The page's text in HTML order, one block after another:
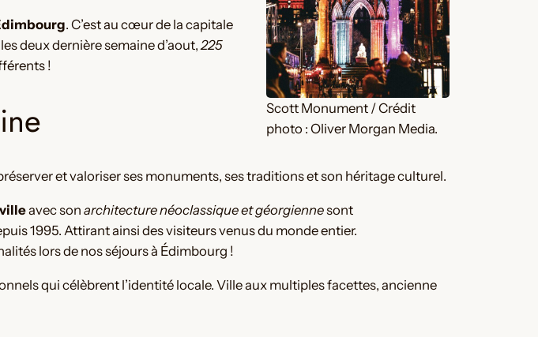
Scott Monument / Crédit
photo : Oliver Morgan Media.
. C’est au cœur de la capitale
deux dernière semaine d’aout, 225
!
et valoriser ses monuments, ses traditions et son héritage culturel.
avec son architecture néoclassique et géorgiennesont
1995. Attirant ainsi des visiteurs venus du monde entier.
lors de nos séjours à Édimbourg !
qui célèbrent l’identité locale. Ville aux multiples facettes, ancienne